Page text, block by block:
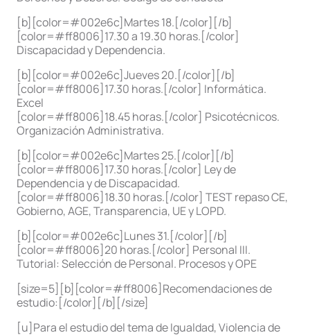
[b][color=#002e6c]Martes 18.[/color][/b]
[color=#ff8006]17.30 a 19.30 horas.[/color]
Discapacidad y Dependencia.
[b][color=#002e6c]Jueves 20.[/color][/b]
[color=#ff8006]17.30 horas.[/color] Informática.
Excel
[color=#ff8006]18.45 horas.[/color] Psicotécnicos.
Organización Administrativa.
[b][color=#002e6c]Martes 25.[/color][/b]
[color=#ff8006]17.30 horas.[/color] Ley de
Dependencia y de Discapacidad.
[color=#ff8006]18.30 horas.[/color] TEST repaso CE,
Gobierno, AGE, Transparencia, UE y LOPD.
[b][color=#002e6c]Lunes 31.[/color][/b]
[color=#ff8006]20 horas.[/color] Personal III.
Tutorial: Selección de Personal. Procesos y OPE
[size=5][b][color=#ff8006]Recomendaciones de
estudio:[/color][/b][/size]
[u]Para el estudio del tema de Igualdad, Violencia de